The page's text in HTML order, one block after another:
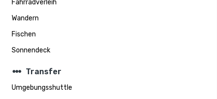
Fahrradverleih
Wandern
Fischen
Sonnendeck
steppers Transfer
Umgebungsshuttle